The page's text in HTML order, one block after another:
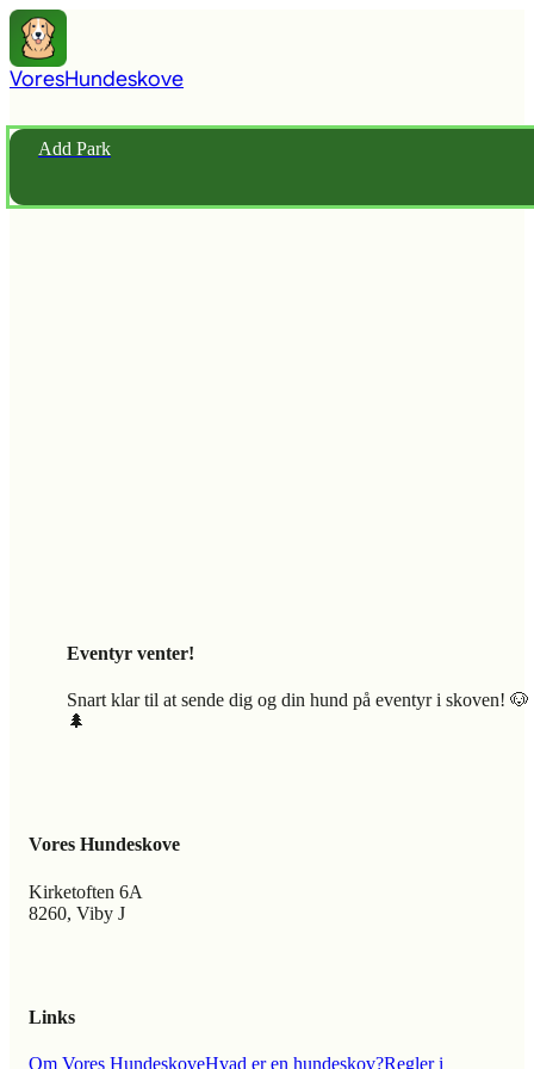
VoresHundeskove
Add Park
Eventyr venter!
Snart klar til at sende dig og din hund på eventyr i skoven! 🐶
🌲
Vores Hundeskove
Kirketoften 6A
8260, Viby J
Links
Om Vores HundeskoveHvad er en hundeskov?Regler i